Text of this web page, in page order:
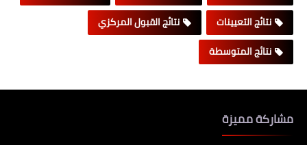
نتائج التعيينات
نتائج القبول المركزي
نتائج المتوسطة
مشاركة مميزة